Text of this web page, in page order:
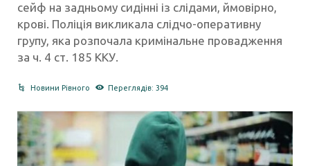
сейф на задньому сидінні із слідами, ймовірно,
крові. Поліція викликала слідчо-оперативну
групу, яка розпочала кримінальне провадження
за ч. 4 ст. 185 ККУ.
Новини Рівного Переглядів: 394